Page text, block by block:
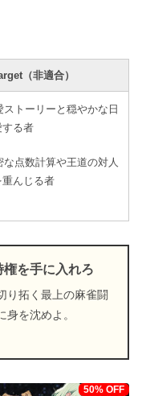
（非適合）
ストーリーと穏やかな日
する者
な点数計算や王道の対人
重んじる者
を手に入れろ
り拓く最上の麻雀闘
を沈めよ。
50% OFF